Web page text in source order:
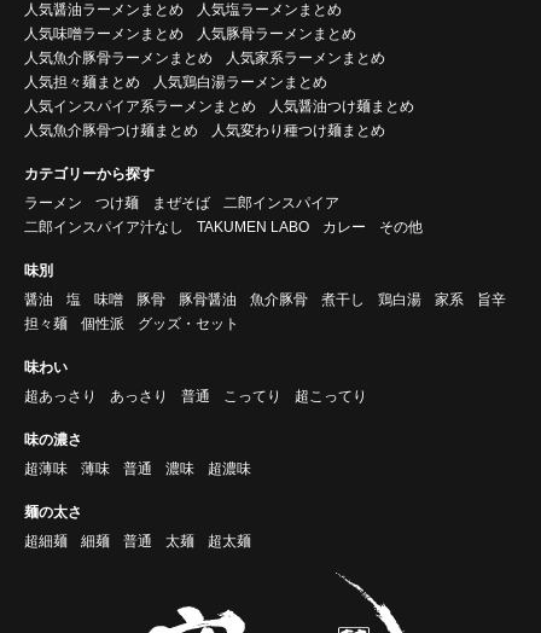
人気醤油ラーメンまとめ
人気塩ラーメンまとめ
人気味噌ラーメンまとめ
人気豚骨ラーメンまとめ
人気魚介豚骨ラーメンまとめ
人気家系ラーメンまとめ
人気担々麺まとめ
人気鶏白湯ラーメンまとめ
人気インスパイア系ラーメンまとめ
人気醤油つけ麺まとめ
人気魚介豚骨つけ麺まとめ
人気変わり種つけ麺まとめ
カテゴリーから探す
ラーメン
つけ麺 まぜそば
二郎インスパイア
二郎インスパイア汁なし
TAKUMEN LABO カレー その他
味別
醤油
塩 味噌 豚骨 豚骨醤油 魚介豚骨 煮干し 鶏白湯 家系
旨辛
担々麺
個性派 グッズ・セット
味わい
超あっさり
あっさり 普通 こってり 超こってり
味の濃さ
超薄味
薄味 普通 濃味 超濃味
麺の太さ
超細麺
細麺 普通 太麺 超太麺